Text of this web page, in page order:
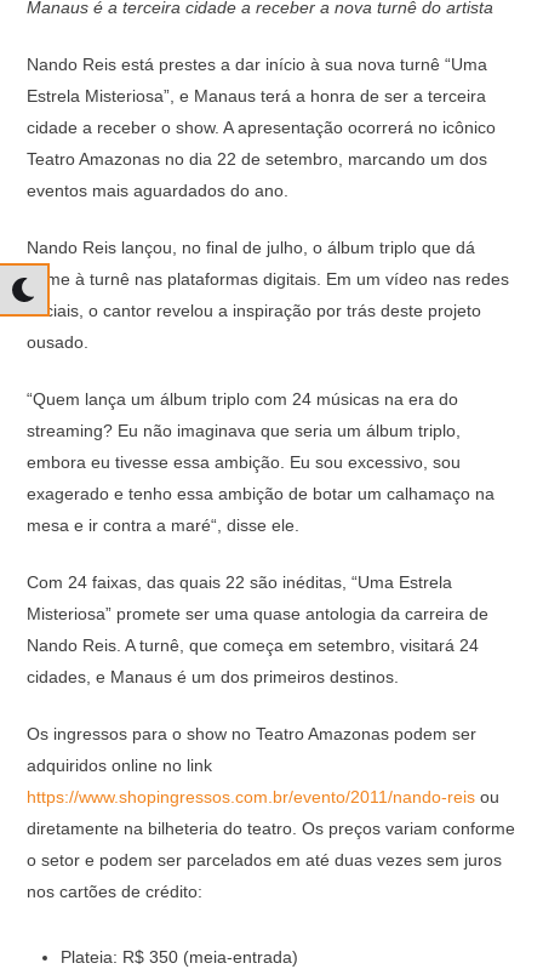
at
s
A
p
p
c
e
b
o
o
e
gr
a
m
p
y
Li
n
k
Manaus é a terceira cidade a receber a nova turnê do artista
Nando Reis está prestes a dar início à sua nova turnê “Uma
Estrela Misteriosa”, e Manaus terá a honra de ser a terceira
cidade a receber o show. A apresentação ocorrerá no icônico
Teatro Amazonas no dia 22 de setembro, marcando um dos
eventos mais aguardados do ano.
Nando Reis lançou, no final de julho, o álbum triplo que dá
nome à turnê nas plataformas digitais. Em um vídeo nas redes
sociais, o cantor revelou a inspiração por trás deste projeto
ousado.
“Quem lança um álbum triplo com 24 músicas na era do
streaming? Eu não imaginava que seria um álbum triplo,
embora eu tivesse essa ambição. Eu sou excessivo, sou
exagerado e tenho essa ambição de botar um calhamaço na
mesa e ir contra a maré“, disse ele.
Com 24 faixas, das quais 22 são inéditas, “Uma Estrela
Misteriosa” promete ser uma quase antologia da carreira de
Nando Reis. A turnê, que começa em setembro, visitará 24
cidades, e Manaus é um dos primeiros destinos.
Os ingressos para o show no Teatro Amazonas podem ser
adquiridos online no link
https://www.shopingressos.com.br/evento/2011/nando-reis ou
diretamente na bilheteria do teatro. Os preços variam conforme
o setor e podem ser parcelados em até duas vezes sem juros
nos cartões de crédito:
Plateia: R$ 350 (meia-entrada)